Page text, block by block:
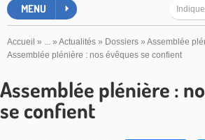
MENU
Accueil » ... » Actualités » Dossiers » Assemblée
Assemblée plénière : nos évêques se confient
Assemblée plénière :
se confient